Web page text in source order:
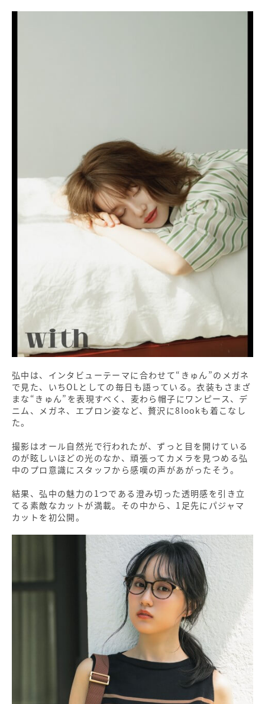
弘中は、インタビューテーマに合わせて“きゅん”のメガネ
で見た、いちOLとしての毎日も語っている。衣装もさまざ
まな“きゅん”を表現すべく、麦わら帽子にワンピース、デ
ニム、メガネ、エプロン姿など、贅沢に8lookも着こなし
た。
撮影はオール自然光で行われたが、ずっと目を開けている
のが眩しいほどの光のなか、頑張ってカメラを見つめる弘
中のプロ意識にスタッフから感嘆の声があがったそう。
結果、弘中の魅力の1つである澄み切った透明感を引き立
てる素敵なカットが満載。その中から、1足先にパジャマ
カットを初公開。